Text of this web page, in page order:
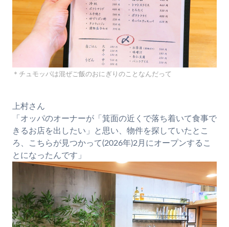
＊チュモッパは混ぜご飯のおにぎりのことなんだって
上村さん
「オッパのオーナーが「箕面の近くで落ち着いて食事で
きるお店を出したい」と思い、物件を探していたとこ
ろ、こちらが見つかって(2026年)2月にオープンするこ
とになったんです」